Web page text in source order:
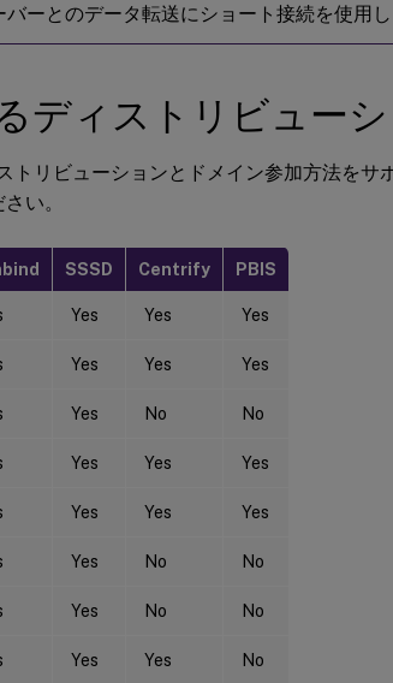
ーとのデータ転送にショート接続を使用し
ディストリビュー
トリビューションとドメイン参加方法をサ
い。
SSSD Centrify PBIS
Yes Yes Yes
Yes Yes Yes
Yes No No
Yes Yes Yes
Yes Yes Yes
Yes No No
Yes No No
Yes Yes No